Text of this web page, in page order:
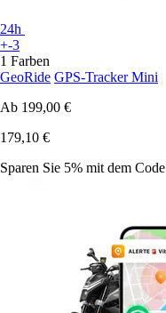
24h
+-3
1 Farben
GeoRide GPS-Tracker Mini
Ab 199,00 €
179,10 €
Sparen Sie 5% mit dem Code